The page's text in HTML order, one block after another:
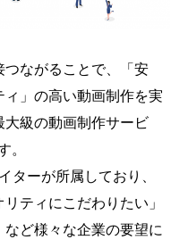
ながることで、「安
ィ」の高い動画制作を実
級の動画制作サービ
。
ターが所属しており、
ティにこだわりたい」
など様々な企業の要望に